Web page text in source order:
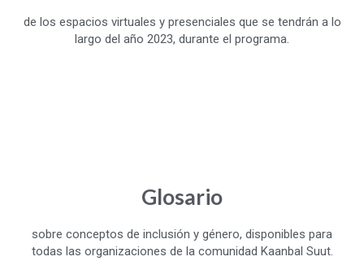
de los espacios virtuales y presenciales que se tendrán a lo
largo del año 2023, durante el programa.
Glosario
sobre conceptos de inclusión y género, disponibles para
todas las organizaciones de la comunidad Kaanbal Suut.